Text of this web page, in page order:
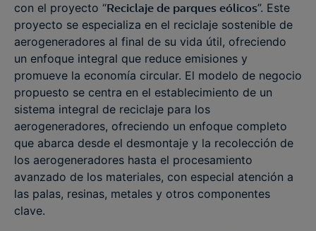
con el proyecto “Reciclaje de parques eólicos”. Este
proyecto se especializa en el reciclaje sostenible de
aerogeneradores al final de su vida útil, ofreciendo
un enfoque integral que reduce emisiones y
promueve la economía circular. El modelo de negocio
propuesto se centra en el establecimiento de un
sistema integral de reciclaje para los
aerogeneradores, ofreciendo un enfoque completo
que abarca desde el desmontaje y la recolección de
los aerogeneradores hasta el procesamiento
avanzado de los materiales, con especial atención a
las palas, resinas, metales y otros componentes
clave.